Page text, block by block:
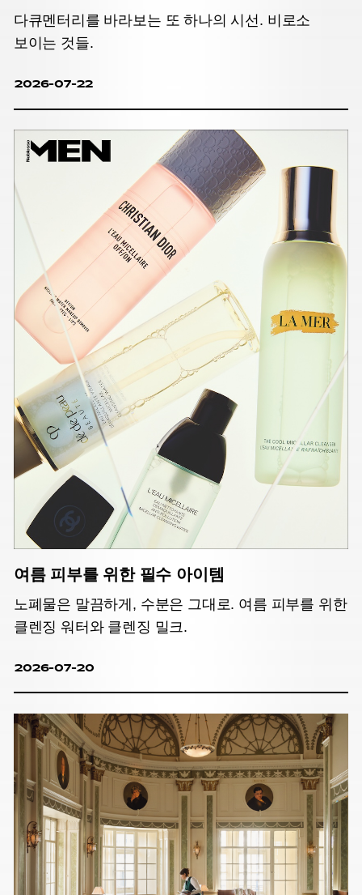
다큐멘터리를 바라보는 또 하나의 시선. 비로소
보이는 것들.
2026-07-22
여름 피부를 위한 필수 아이템
노폐물은 말끔하게, 수분은 그대로. 여름 피부를 위한
클렌징 워터와 클렌징 밀크.
2026-07-20